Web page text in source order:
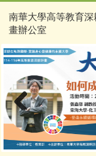
南華大學高等教育深
畫辦公室
Previous